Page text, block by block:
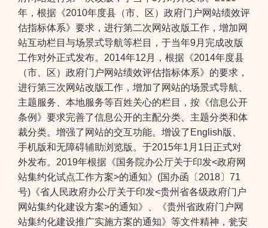
年，根据《2010年度县（市、区）政府门户网站绩效评
估指标体系》要求，进行第二次网站改版工作，增加网
站互动栏目与场景式导航等栏目，于当年9月完成改版
工作对外正式发布。2014年12月，根据《2014年度县
（市、区）政府门户网站绩效评估指标体系》的要求，
进行第三次网站改版工作，增加了网站的场景式导航、
主题服务、本地服务等百姓关心的栏目，按《信息公开
条例》要求完善了信息公开的主配分类、主题分类和体
裁分类。增强了网站的交互功能。增设了English版、
手机版和无障碍辅助浏览版。于2015年1月1日正式对
外发布。2019年根据《国务院办公厅关于印发<政府网
站集约化试点工作方案>的通知》(国办函〔2018〕71
号)《省人民政府办公厅关于印发<贵州省各级政府门户
网站集约化建设方案>的通知》、《贵州省政府门户网
站集约化建设推广实施方案的通知》等文件精神，瓮安